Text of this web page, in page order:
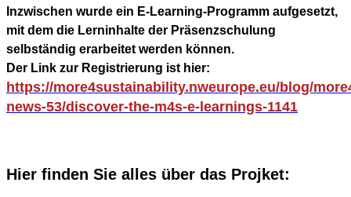
Inzwischen wurde ein E-Learning-Programm aufgesetzt,
mit dem die Lerninhalte der Präsenzschulung
selbständig erarbeitet werden können.
Der Link zur Registrierung ist hier:
https://more4sustainability.nweurope.eu/blog/
news-53/discover-the-m4s-e-learnings-1141
Hier finden Sie alles über das Projket: